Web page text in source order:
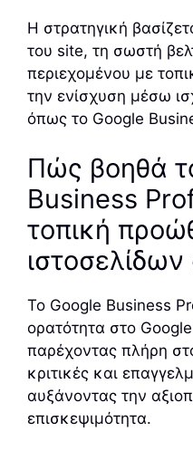
Η στρατηγική
του site, τη σωστή
περιεχομένου με
την ενίσχυση μέσω
όπως το Google
Πώς βοηθά
Business
τοπική
Το Google Business
ορατότητα στο
παρέχοντας πλήρη
κριτικές και
αυξάνοντας την
επισκεψιμότητα.